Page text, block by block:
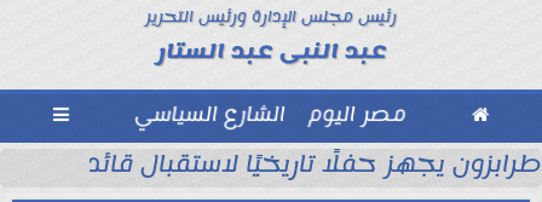
رئيس مجلس الإدارة ورئيس التحرير
عبد النبى عبد الستار
 مصر اليوم الشارع السياسي 
طرابزون يجهز حفلًا تاريخيًا لاستقبال قائد